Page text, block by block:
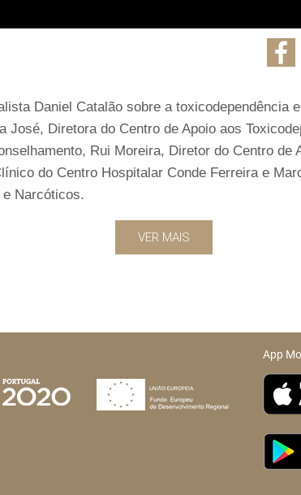
Daniel Catalão sobre a toxicodependência
José, Diretora do Centro de Apoio aos
Rui Moreira, Diretor do Centro de
do Centro Hospitalar Conde Ferreira e
Narcóticos.
VER MAIS
App